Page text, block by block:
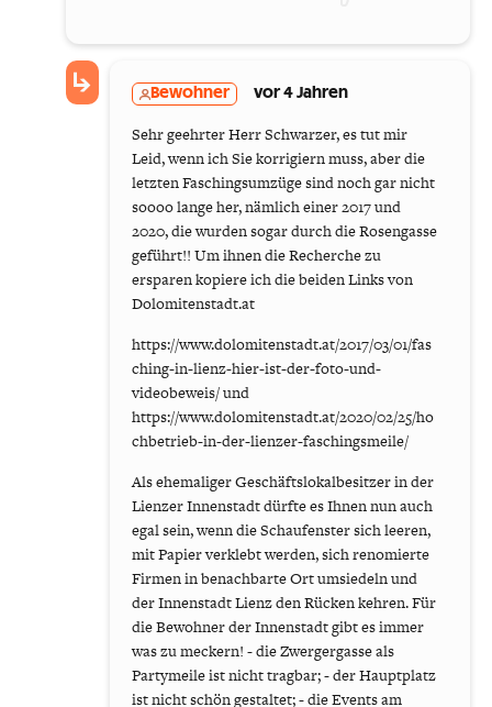
Bewohner vor 4 Jahren
Sehr geehrter Herr Schwarzer, es tut mir
Leid, wenn ich Sie korrigiern muss, aber die
letzten Faschingsumzüge sind noch gar nicht
soooo lange her, nämlich einer 2017 und
2020, die wurden sogar durch die Rosengasse
geführt!! Um ihnen die Recherche zu
ersparen kopiere ich die beiden Links von
Dolomitenstadt.at
https://www.dolomitenstadt.at/2017/03/01/fas
ching-in-lienz-hier-ist-der-foto-und-
videobeweis/ und
https://www.dolomitenstadt.at/2020/02/25/ho
chbetrieb-in-der-lienzer-faschingsmeile/
Als ehemaliger Geschäftslokalbesitzer in der
Lienzer Innenstadt dürfte es Ihnen nun auch
egal sein, wenn die Schaufenster sich leeren,
mit Papier verklebt werden, sich renomierte
Firmen in benachbarte Ort umsiedeln und
der Innenstadt Lienz den Rücken kehren. Für
die Bewohner der Innenstadt gibt es immer
was zu meckern! - die Zwergergasse als
Partymeile ist nicht tragbar; - der Hauptplatz
ist nicht schön gestaltet; - die Events am